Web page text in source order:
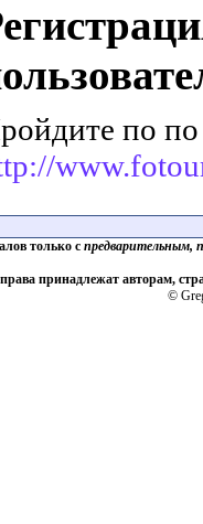
по по
только с предварительным,
принадлежат авторам,
©